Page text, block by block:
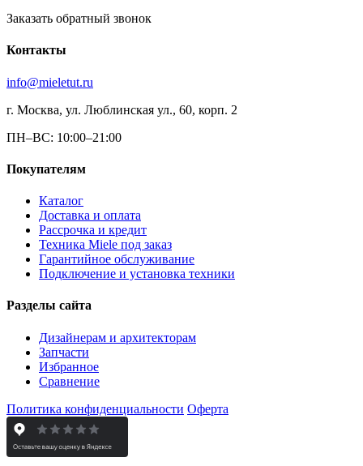
Заказать обратный звонок
Контакты
info@mieletut.ru
г. Москва, ул. Люблинская ул., 60, корп. 2
ПН–ВС: 10:00–21:00
Покупателям
Каталог
Доставка и оплата
Рассрочка и кредит
Техника Miele под заказ
Гарантийное обслуживание
Подключение и установка техники
Разделы сайта
Дизайнерам и архитекторам
Запчасти
Избранное
Сравнение
Политика конфиденциальности Оферта